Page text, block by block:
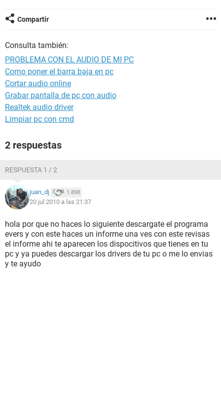
Compartir
Consulta también:
PROBLEMA CON EL AUDIO DE MI PC
Como poner el barra baja en pc
Cortar audio online
Grabar pantalla de pc con audio
Realtek audio driver
Limpiar pc con cmd
2 respuestas
RESPUESTA 1 / 2
juan_dj 1.898
20 jul 2010 a las 21:37
hola por que no haces lo siguiente descargate el programa
evers y con este haces un informe una ves con este revisas
el informe ahi te aparecen los dispocitivos que tienes en tu
pc y ya puedes descargar los drivers de tu pc o me lo envias
y te ayudo